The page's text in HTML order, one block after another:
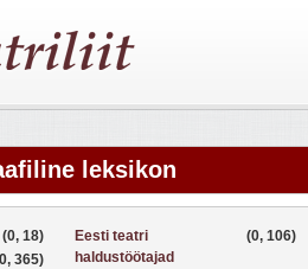
leksikon
(0, 18)
365)
(0, 106)
Eesti teatri
haldustöötajad